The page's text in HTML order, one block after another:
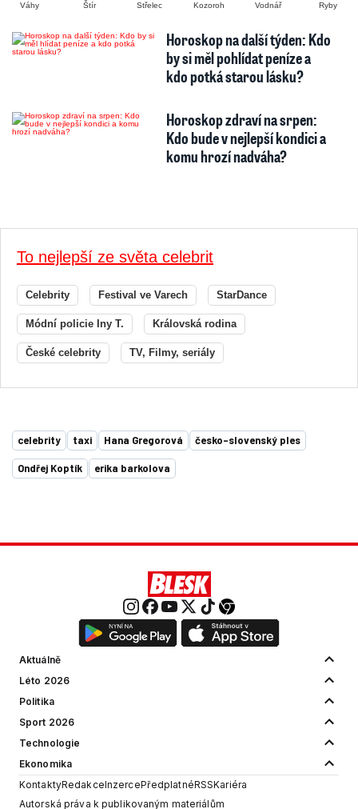
Váhy Štír Střelec Kozoroh Vodnář Ryby
Horoskop na další týden: Kdo
by si měl pohlídat peníze a
kdo potká starou lásku?
Horoskop zdraví na srpen:
Kdo bude v nejlepší kondici a
komu hrozí nadváha?
To nejlepší ze světa celebrit
Celebrity Festival ve Varech StarDance
Módní policie Iny T. Královská rodina
České celebrity TV, Filmy, seriály
celebrity taxi Hana Gregorová česko-slovenský ples
Ondřej Koptík erika barkolova
Aktuálně
Léto 2026
Politika
Sport 2026
Technologie
Ekonomika
KontaktyRedakceInzercePředplatnéRSSKariéra
Autorská práva k publikovaným materiálům